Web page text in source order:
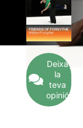
Deixa
la
teva
opinió